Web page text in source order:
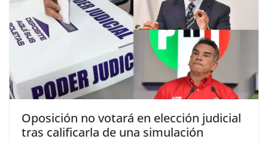
Oposición no votará en elección judicial
tras calificarla de una simulación